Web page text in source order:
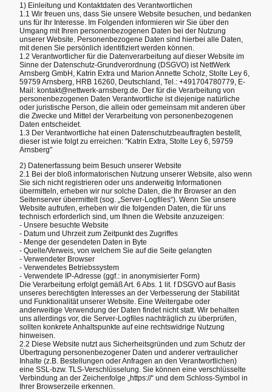
1) Einleitung und Kontaktdaten des Verantwortlichen
1.1 Wir freuen uns, dass Sie unsere Website besuchen, und bedanken
uns für Ihr Interesse. Im Folgenden informieren wir Sie über den
Umgang mit Ihren personenbezogenen Daten bei der Nutzung
unserer Website. Personenbezogene Daten sind hierbei alle Daten,
mit denen Sie persönlich identifiziert werden können.
1.2 Verantwortlicher für die Datenverarbeitung auf dieser Website im
Sinne der Datenschutz-Grundverordnung (DSGVO) ist NettWerk
Arnsberg GmbH, Katrin Extra und Marion Annette Scholz, Stolte Ley 6,
59759 Arnsberg, HRB 16260, Deutschland, Tel.: +491704780779, E-
Mail: kontakt@nettwerk-arnsberg.de. Der für die Verarbeitung von
personenbezogenen Daten Verantwortliche ist diejenige natürliche
oder juristische Person, die allein oder gemeinsam mit anderen über
die Zwecke und Mittel der Verarbeitung von personenbezogenen
Daten entscheidet.
1.3 Der Verantwortliche hat einen Datenschutzbeauftragten bestellt,
dieser ist wie folgt zu erreichen: "Katrin Extra, Stolte Ley 6, 59759
Arnsberg"
2) Datenerfassung beim Besuch unserer Website
2.1 Bei der bloß informatorischen Nutzung unserer Website, also wenn
Sie sich nicht registrieren oder uns anderweitig Informationen
übermitteln, erheben wir nur solche Daten, die Ihr Browser an den
Seitenserver übermittelt (sog. „Server-Logfiles“). Wenn Sie unsere
Website aufrufen, erheben wir die folgenden Daten, die für uns
technisch erforderlich sind, um Ihnen die Website anzuzeigen:
- Unsere besuchte Website
- Datum und Uhrzeit zum Zeitpunkt des Zugriffes
- Menge der gesendeten Daten in Byte
- Quelle/Verweis, von welchem Sie auf die Seite gelangten
- Verwendeter Browser
- Verwendetes Betriebssystem
- Verwendete IP-Adresse (ggf.: in anonymisierter Form)
Die Verarbeitung erfolgt gemäß Art. 6 Abs. 1 lit. f DSGVO auf Basis
unseres berechtigten Interesses an der Verbesserung der Stabilität
und Funktionalität unserer Website. Eine Weitergabe oder
anderweitige Verwendung der Daten findet nicht statt. Wir behalten
uns allerdings vor, die Server-Logfiles nachträglich zu überprüfen,
sollten konkrete Anhaltspunkte auf eine rechtswidrige Nutzung
hinweisen.
2.2 Diese Website nutzt aus Sicherheitsgründen und zum Schutz der
Übertragung personenbezogener Daten und anderer vertraulicher
Inhalte (z.B. Bestellungen oder Anfragen an den Verantwortlichen)
eine SSL-bzw. TLS-Verschlüsselung. Sie können eine verschlüsselte
Verbindung an der Zeichenfolge „https://“ und dem Schloss-Symbol in
Ihrer Browserzeile erkennen.